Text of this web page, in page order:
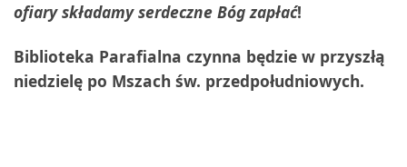
ofiary składamy serdeczne Bóg zapłać!
Biblioteka Parafialna czynna będzie w przyszłą
niedzielę po Mszach św. przedpołudniowych.